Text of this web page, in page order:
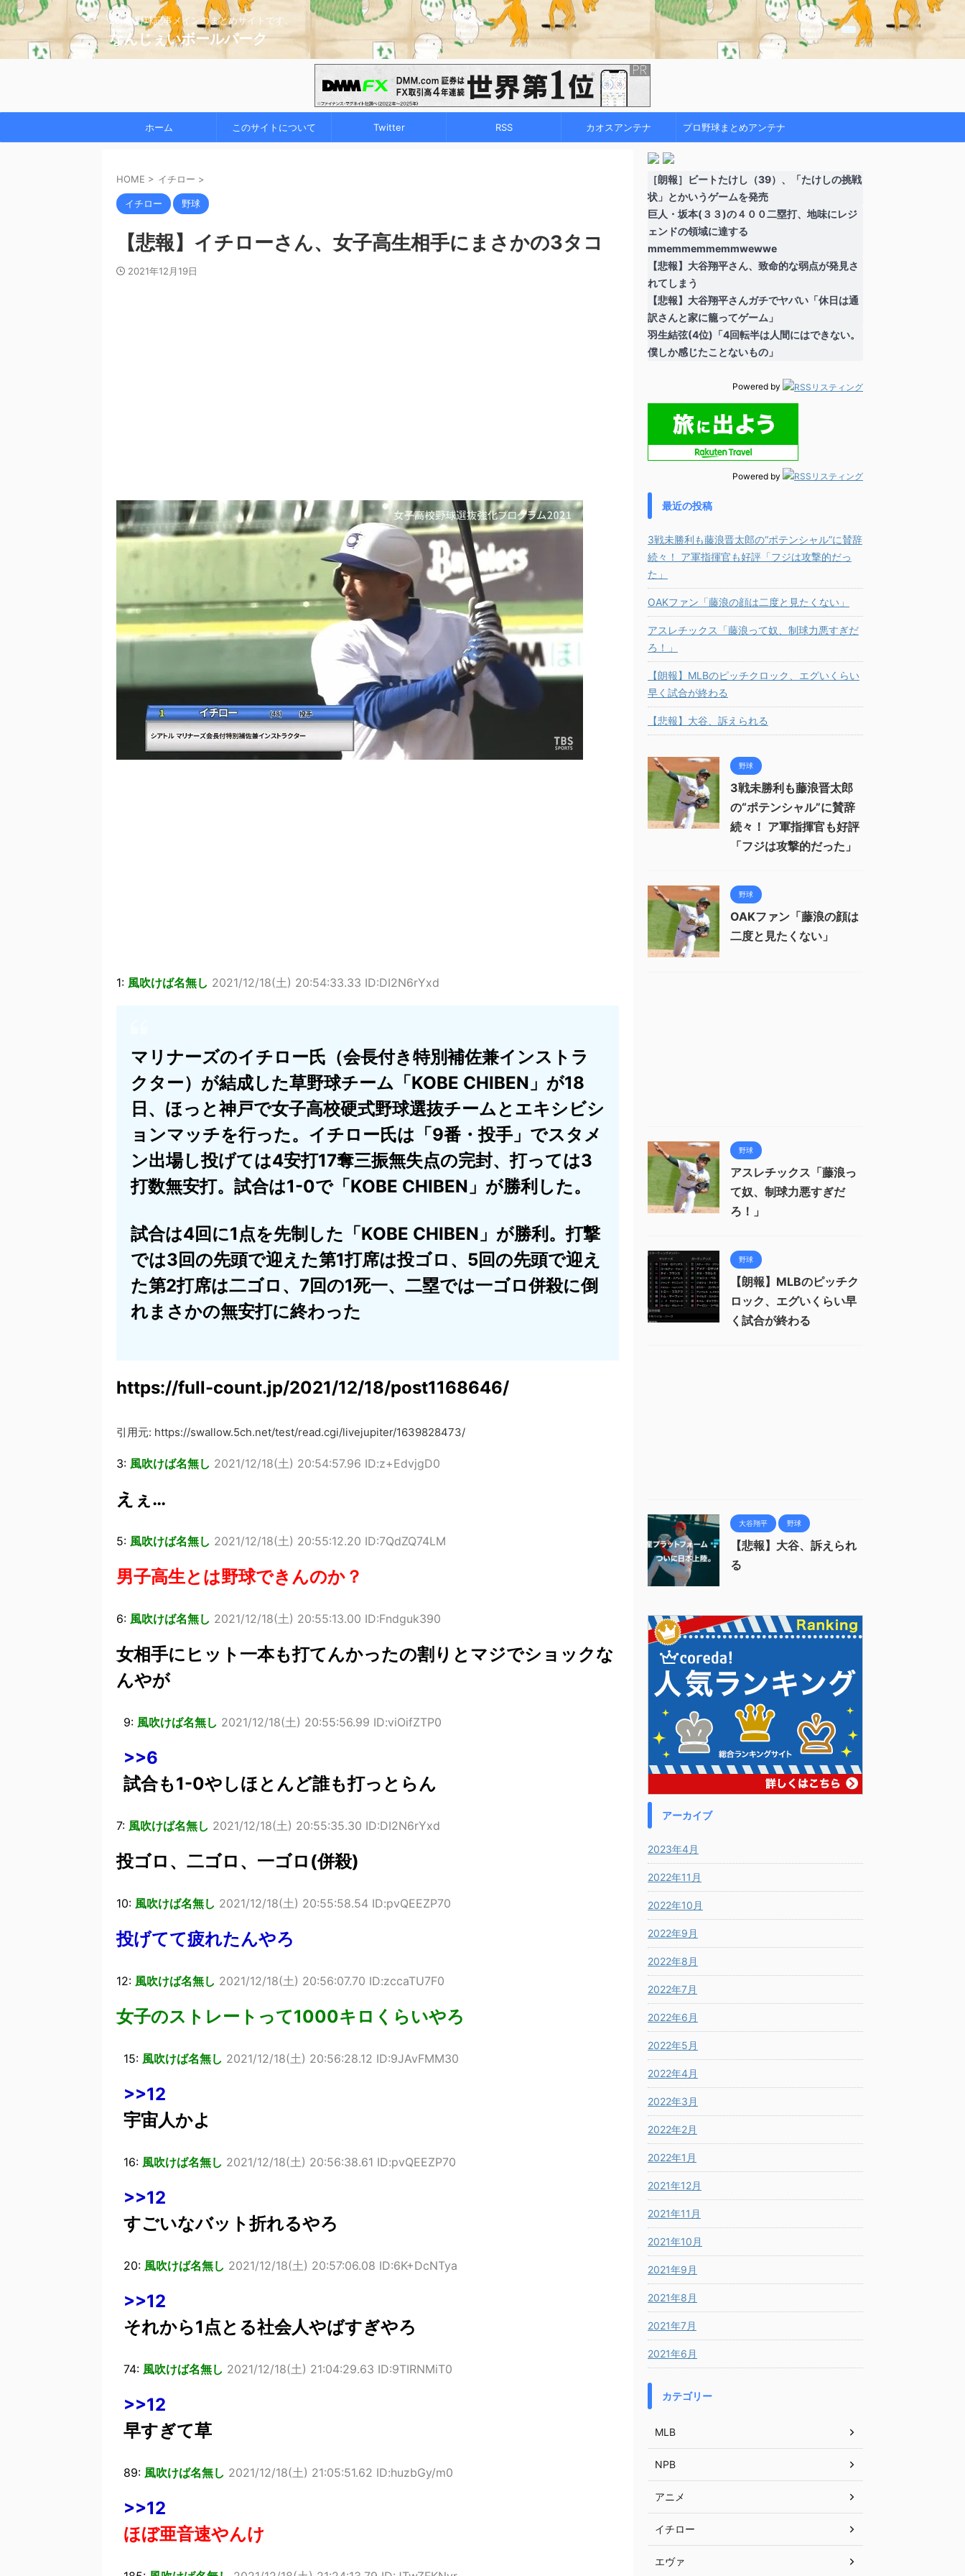
2chの野球記事メインのまとめサイトです。
なんじぇいボールパーク
ホーム このサイトについて Twitter RSS カオスアンテナ プロ野球まとめアンテナ
HOME > イチロー >
イチロー 野球
【悲報】イチローさん、女子高生相手にまさかの3タコ
2021年12月19日
1: 風吹けば名無し 2021/12/18(土) 20:54:33.33 ID:DI2N6rYxd
マリナーズのイチロー氏（会長付き特別補佐兼インストラ
クター）が結成した草野球チーム「KOBE CHIBEN」が18
日、ほっと神戸で女子高校硬式野球選抜チームとエキシビシ
ョンマッチを行った。イチロー氏は「9番・投手」でスタメ
ン出場し投げては4安打17奪三振無失点の完封、打っては3
打数無安打。試合は1-0で「KOBE CHIBEN」が勝利した。
試合は4回に1点を先制した「KOBE CHIBEN」が勝利。打撃
では3回の先頭で迎えた第1打席は投ゴロ、5回の先頭で迎え
た第2打席は二ゴロ、7回の1死一、二塁では一ゴロ併殺に倒
れまさかの無安打に終わった
https://full-count.jp/2021/12/18/post1168646/
引用元: https://swallow.5ch.net/test/read.cgi/livejupiter/1639828473/
3: 風吹けば名無し 2021/12/18(土) 20:54:57.96 ID:z+EdvjgD0
えぇ…
5: 風吹けば名無し 2021/12/18(土) 20:55:12.20 ID:7QdZQ74LM
男子高生とは野球できんのか？
6: 風吹けば名無し 2021/12/18(土) 20:55:13.00 ID:Fndguk390
女相手にヒット一本も打てんかったの割りとマジでショックな
んやが
9: 風吹けば名無し 2021/12/18(土) 20:55:56.99 ID:viOifZTP0
>>6
試合も1-0やしほとんど誰も打っとらん
7: 風吹けば名無し 2021/12/18(土) 20:55:35.30 ID:DI2N6rYxd
投ゴロ、二ゴロ、一ゴロ(併殺)
10: 風吹けば名無し 2021/12/18(土) 20:55:58.54 ID:pvQEEZP70
投げてて疲れたんやろ
12: 風吹けば名無し 2021/12/18(土) 20:56:07.70 ID:zccaTU7F0
女子のストレートって1000キロくらいやろ
15: 風吹けば名無し 2021/12/18(土) 20:56:28.12 ID:9JAvFMM30
>>12
宇宙人かよ
16: 風吹けば名無し 2021/12/18(土) 20:56:38.61 ID:pvQEEZP70
>>12
すごいなバット折れるやろ
20: 風吹けば名無し 2021/12/18(土) 20:57:06.08 ID:6K+DcNTya
>>12
それから1点とる社会人やばすぎやろ
74: 風吹けば名無し 2021/12/18(土) 21:04:29.63 ID:9TIRNMiT0
>>12
早すぎて草
89: 風吹けば名無し 2021/12/18(土) 21:05:51.62 ID:huzbGy/m0
>>12
ほぼ亜音速やんけ
［朗報］ビートたけし（39）、「たけしの挑戦
状」とかいうゲームを発売
巨人・坂本(３３)の４００二塁打、地味にレジ
ェンドの領域に達する
mmemmemmemmwewwe
【悲報】大谷翔平さん、致命的な弱点が発見さ
れてしまう
【悲報】大谷翔平さんガチでヤバい「休日は通
訳さんと家に籠ってゲーム」
羽生結弦(4位)「4回転半は人間にはできない。
僕しか感じたことないもの」
Powered by
Powered by
最近の投稿
3戦未勝利も藤浪晋太郎の“ポテンシャル”に賛辞
続々！ ア軍指揮官も好評「フジは攻撃的だっ
た」
OAKファン「藤浪の顔は二度と見たくない」
アスレチックス「藤浪って奴、制球力悪すぎだ
ろ！」
【朗報】MLBのピッチクロック、エグいくらい
早く試合が終わる
【悲報】大谷、訴えられる
野球
3戦未勝利も藤浪晋太郎
の“ポテンシャル”に賛辞
続々！ ア軍指揮官も好評
「フジは攻撃的だった」
野球
OAKファン「藤浪の顔は
二度と見たくない」
野球
アスレチックス「藤浪っ
て奴、制球力悪すぎだ
ろ！」
野球
【朗報】MLBのピッチク
ロック、エグいくらい早
く試合が終わる
大谷翔平 野球
【悲報】大谷、訴えられ
る
アーカイブ
2023年4月
2022年11月
2022年10月
2022年9月
2022年8月
2022年7月
2022年6月
2022年5月
2022年4月
2022年3月
2022年2月
2022年1月
2021年12月
2021年11月
2021年10月
2021年9月
2021年8月
2021年7月
2021年6月
カテゴリー
MLB
NPB
アニメ
イチロー
エヴァ